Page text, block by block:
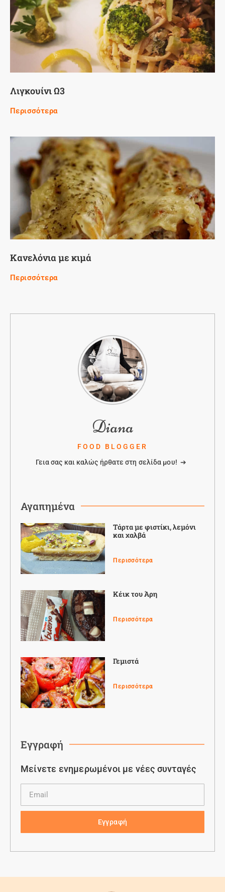
Λιγκουίνι Ω3
Περισσότερα
Κανελόνια με κιμά
Περισσότερα
Diana
FOOD BLOGGER
Γεια σας και καλώς ήρθατε στη σελίδα μου! ➔
Αγαπημένα
Τάρτα με φιστίκι, λεμόνι
και χαλβά
Περισσότερα
Κέικ του Άρη
Περισσότερα
Γεμιστά
Περισσότερα
Εγγραφή
Μείνετε ενημερωμένοι με νέες συνταγές
Εγγραφή